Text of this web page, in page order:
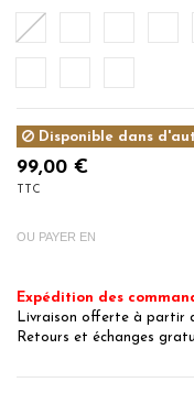
Ardoise
Disponible dans
99,00 €
TTC
OU PAYER EN
Expédition des
Livraison offerte à partir
Retours et échanges